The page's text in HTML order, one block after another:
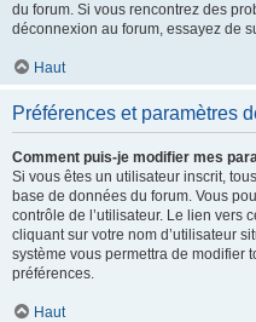
du forum. Si vous rencontrez des
déconnexion au forum, essayez de
Haut
Préférences et paramètres
Comment puis-je modifier mes
Si vous êtes un utilisateur inscrit,
base de données du forum. Vous
contrôle de l’utilisateur. Le lien vers
cliquant sur votre nom d’utilisateur
système vous permettra de modifier
préférences.
Haut